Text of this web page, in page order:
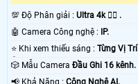
💯 Độ Phân giải : Ultra 4k 👍🏾 .
🤖️ Camera Công nghệ : IP.
⭐ Khi xem thiếu sáng : Từng Vị Trí
Camera .
🎲 Mẫu Camera Đầu Ghi 16 kênh.
️📢 Khả Năng : Công Nghệ AI.